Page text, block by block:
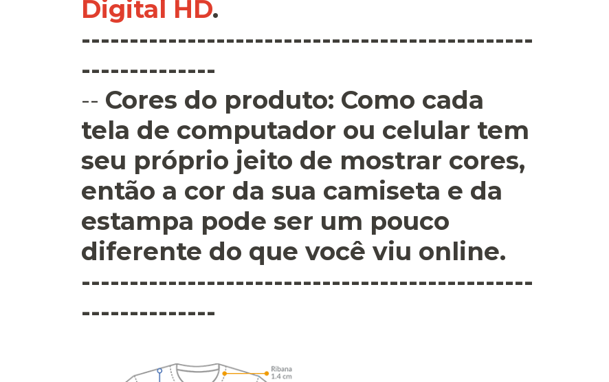
Digital HD.
-----------------------------------------------
--------------
-- Cores do produto: Como cada
tela de computador ou celular tem
seu próprio jeito de mostrar cores,
então a cor da sua camiseta e da
estampa pode ser um pouco
diferente do que você viu online.
-----------------------------------------------
--------------